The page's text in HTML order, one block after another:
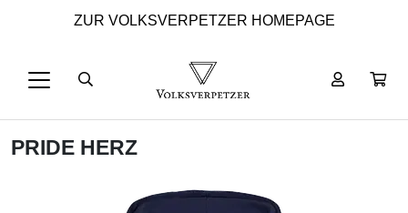
ZUR VOLKSVERPETZER HOMEPAGE
PRIDE HERZ